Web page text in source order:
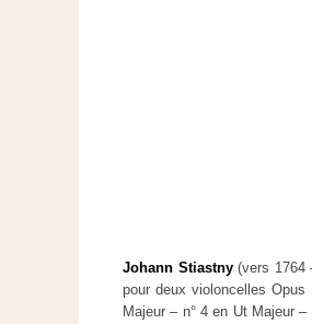
Johann Stiastny(vers 1764
pour deux violoncelles
Majeur – n° 4 en Ut Majeur